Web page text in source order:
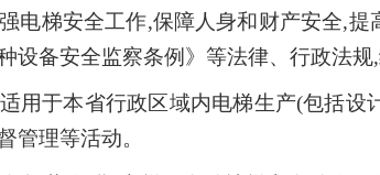
梯安全工作,保障人身和财产安全,提
设备安全监察条例》等法律、行政法规
于本省行政区域内电梯生产(包括设
管理等活动。